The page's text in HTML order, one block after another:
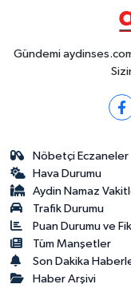
Gündemi
Nöbetçi Eczaneler
Hava Durumu
Aydin Namaz
Trafik Durumu
Puan Durumu ve
Tüm Manşetler
Son Dakika
Haber Arşivi